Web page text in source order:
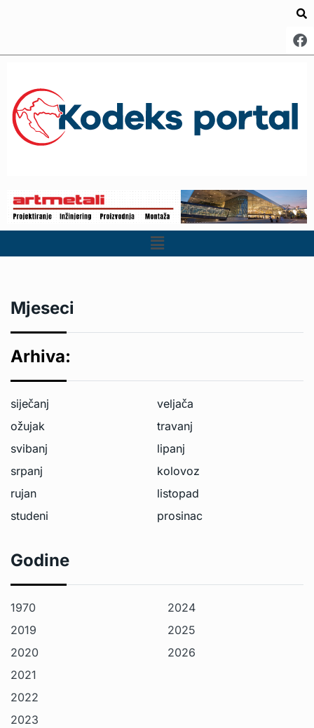
Mjeseci
Arhiva:
siječanj
veljača
ožujak
travanj
svibanj
lipanj
srpanj
kolovoz
rujan
listopad
studeni
prosinac
Godine
1970
2019
2020
2021
2022
2023
2024
2025
2026